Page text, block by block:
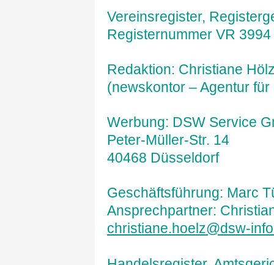
Vereinsregister,
Registernummer VR 3994
Redaktion: Christiane
(newskontor – Agentur
Werbung: DSW Service
Peter-Müller-Str. 14
40468 Düsseldorf
Geschäftsführung: Marc
Ansprechpartner:
christiane.hoelz@dsw-